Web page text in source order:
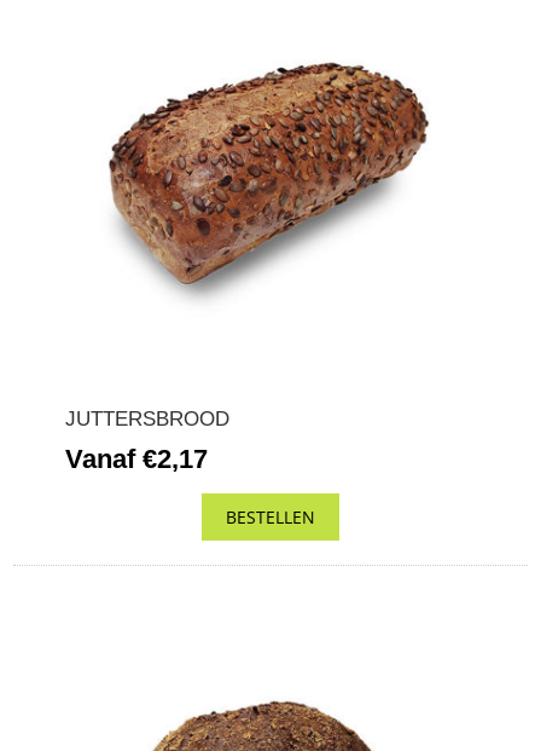
JUTTERSBROOD
Vanaf €2,17